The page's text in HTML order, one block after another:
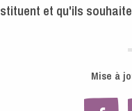
et qu'ils
Mise à